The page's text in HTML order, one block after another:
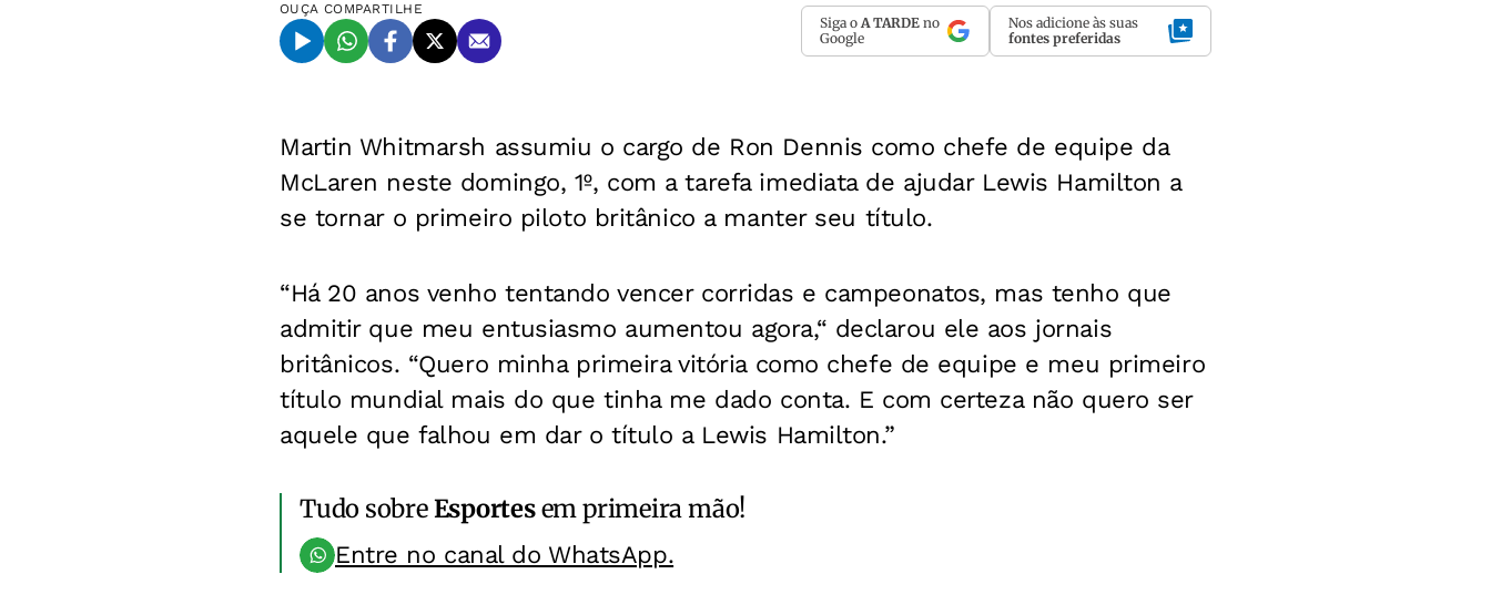
OUÇA COMPARTILHE
Siga o A TARDE no
Google
Nos adicione às suas
fontes preferidas
Martin Whitmarsh assumiu o cargo de Ron Dennis como chefe de equipe da
McLaren neste domingo, 1º, com a tarefa imediata de ajudar Lewis Hamilton a
se tornar o primeiro piloto britânico a manter seu título.
“Há 20 anos venho tentando vencer corridas e campeonatos, mas tenho que
admitir que meu entusiasmo aumentou agora,“ declarou ele aos jornais
britânicos. “Quero minha primeira vitória como chefe de equipe e meu primeiro
título mundial mais do que tinha me dado conta. E com certeza não quero ser
aquele que falhou em dar o título a Lewis Hamilton.”
Tudo sobreEsportesem primeira mão!
Entre no canal do WhatsApp.